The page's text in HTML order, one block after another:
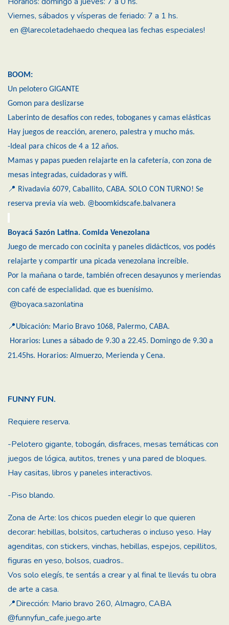
Viernes, sábados y vísperas de feriado: 7 a 1 hs.
en @larecoletadehaedo chequea las fechas especiales!
BOOM:
Un pelotero GIGANTE
Gomon para deslizarse
Laberinto de desafíos con redes, toboganes y camas elásticas
Hay juegos de reacción, arenero, palestra y mucho más.
-Ideal para chicos de 4 a 12 años.
Mamas y papas pueden relajarte en la cafetería, con zona de
mesas integradas, cuidadoras y wifi.
📍 Rivadavia 6079, Caballito, CABA. SOLO CON TURNO! Se
reserva previa vía web. @boomkidscafe.balvanera
Boyacá Sazón Latina. Comida Venezolana
Juego de mercado con cocinita y paneles didácticos, vos podés
relajarte y compartir una picada venezolana increíble.
Por la mañana o tarde, también ofrecen desayunos y meriendas
con café de especialidad. que es buenísimo.
@boyaca.sazonlatina
📍Ubicación: Mario Bravo 1068, Palermo, CABA.
Horarios: Lunes a sábado de 9.30 a 22.45. Domingo de 9.30 a
21.45hs. Horarios: Almuerzo, Merienda y Cena.
FUNNY FUN.
Requiere reserva.
-Pelotero gigante, tobogán, disfraces, mesas temáticas con
juegos de lógica, autitos, trenes y una pared de bloques.
Hay casitas, libros y paneles interactivos.
-Piso blando.
Zona de Arte: los chicos pueden elegir lo que quieren
decorar: hebillas, bolsitos, cartucheras o incluso yeso. Hay
agenditas, con stickers, vinchas, hebillas, espejos, cepillitos,
figuras en yeso, bolsos, cuadros..
Vos solo elegís, te sentás a crear y al final te llevás tu obra
de arte a casa.
📍Dirección: Mario bravo 260, Almagro, CABA
@funnyfun_cafe.juego.arte